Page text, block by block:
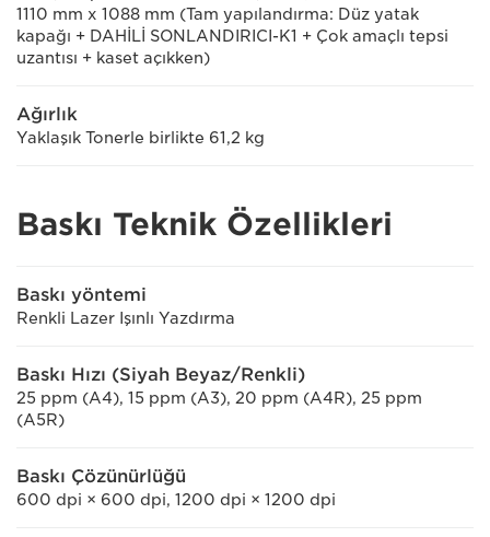
1110 mm x 1088 mm (Tam yapılandırma: Düz yatak
kapağı + DAHİLİ SONLANDIRICI-K1 + Çok amaçlı tepsi
uzantısı + kaset açıkken)
Ağırlık
Yaklaşık Tonerle birlikte 61,2 kg
Baskı Teknik Özellikleri
Baskı yöntemi
Renkli Lazer Işınlı Yazdırma
Baskı Hızı (Siyah Beyaz/Renkli)
25 ppm (A4), 15 ppm (A3), 20 ppm (A4R), 25 ppm
(A5R)
Baskı Çözünürlüğü
600 dpi × 600 dpi, 1200 dpi × 1200 dpi